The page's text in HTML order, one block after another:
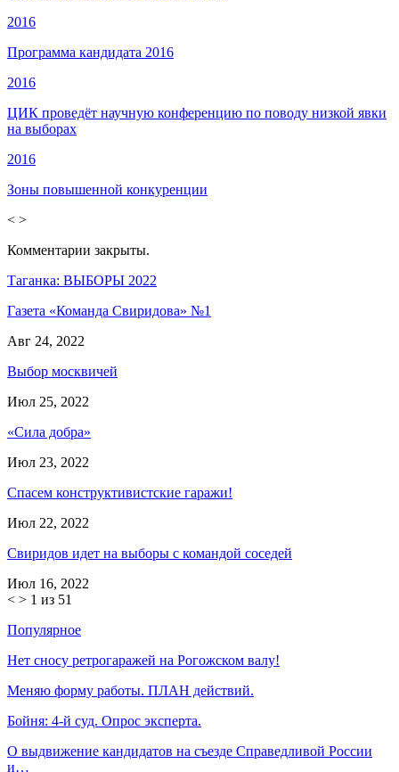
2016
Программа кандидата 2016
2016
ЦИК проведёт научную конференцию по поводу низкой явки
на выборах
2016
Зоны повышенной конкуренции
< >
Комментарии закрыты.
Таганка: ВЫБОРЫ 2022
Газета «Команда Свиридова» №1
Авг 24, 2022
Выбор москвичей
Июл 25, 2022
«Сила добра»
Июл 23, 2022
Спасем конструктивистские гаражи!
Июл 22, 2022
Свиридов идет на выборы с командой соседей
Июл 16, 2022
< > 1 из 51
Популярное
Нет сносу ретрогаражей на Рогожском валу!
Меняю форму работы. ПЛАН действий.
Бойня: 4-й суд. Опрос эксперта.
О выдвижение кандидатов на съезде Справедливой России
и…